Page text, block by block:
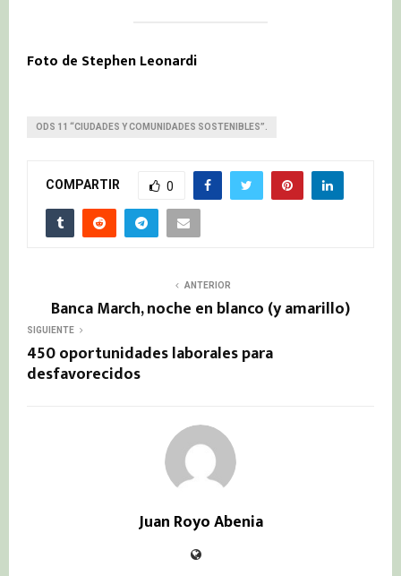
Foto de Stephen Leonardi
ODS 11 “CIUDADES Y COMUNIDADES SOSTENIBLES”.
COMPARTIR 0
ANTERIOR
Banca March, noche en blanco (y amarillo)
SIGUIENTE
450 oportunidades laborales para
desfavorecidos
Juan Royo Abenia